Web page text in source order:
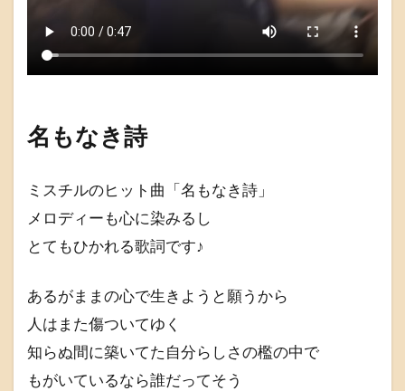
名もなき詩
ミスチルのヒット曲「名もなき詩」
メロディーも心に染みるし
とてもひかれる歌詞です♪
あるがままの心で生きようと願うから
人はまた傷ついてゆく
知らぬ間に築いてた自分らしさの檻の中で
もがいているなら誰だってそう